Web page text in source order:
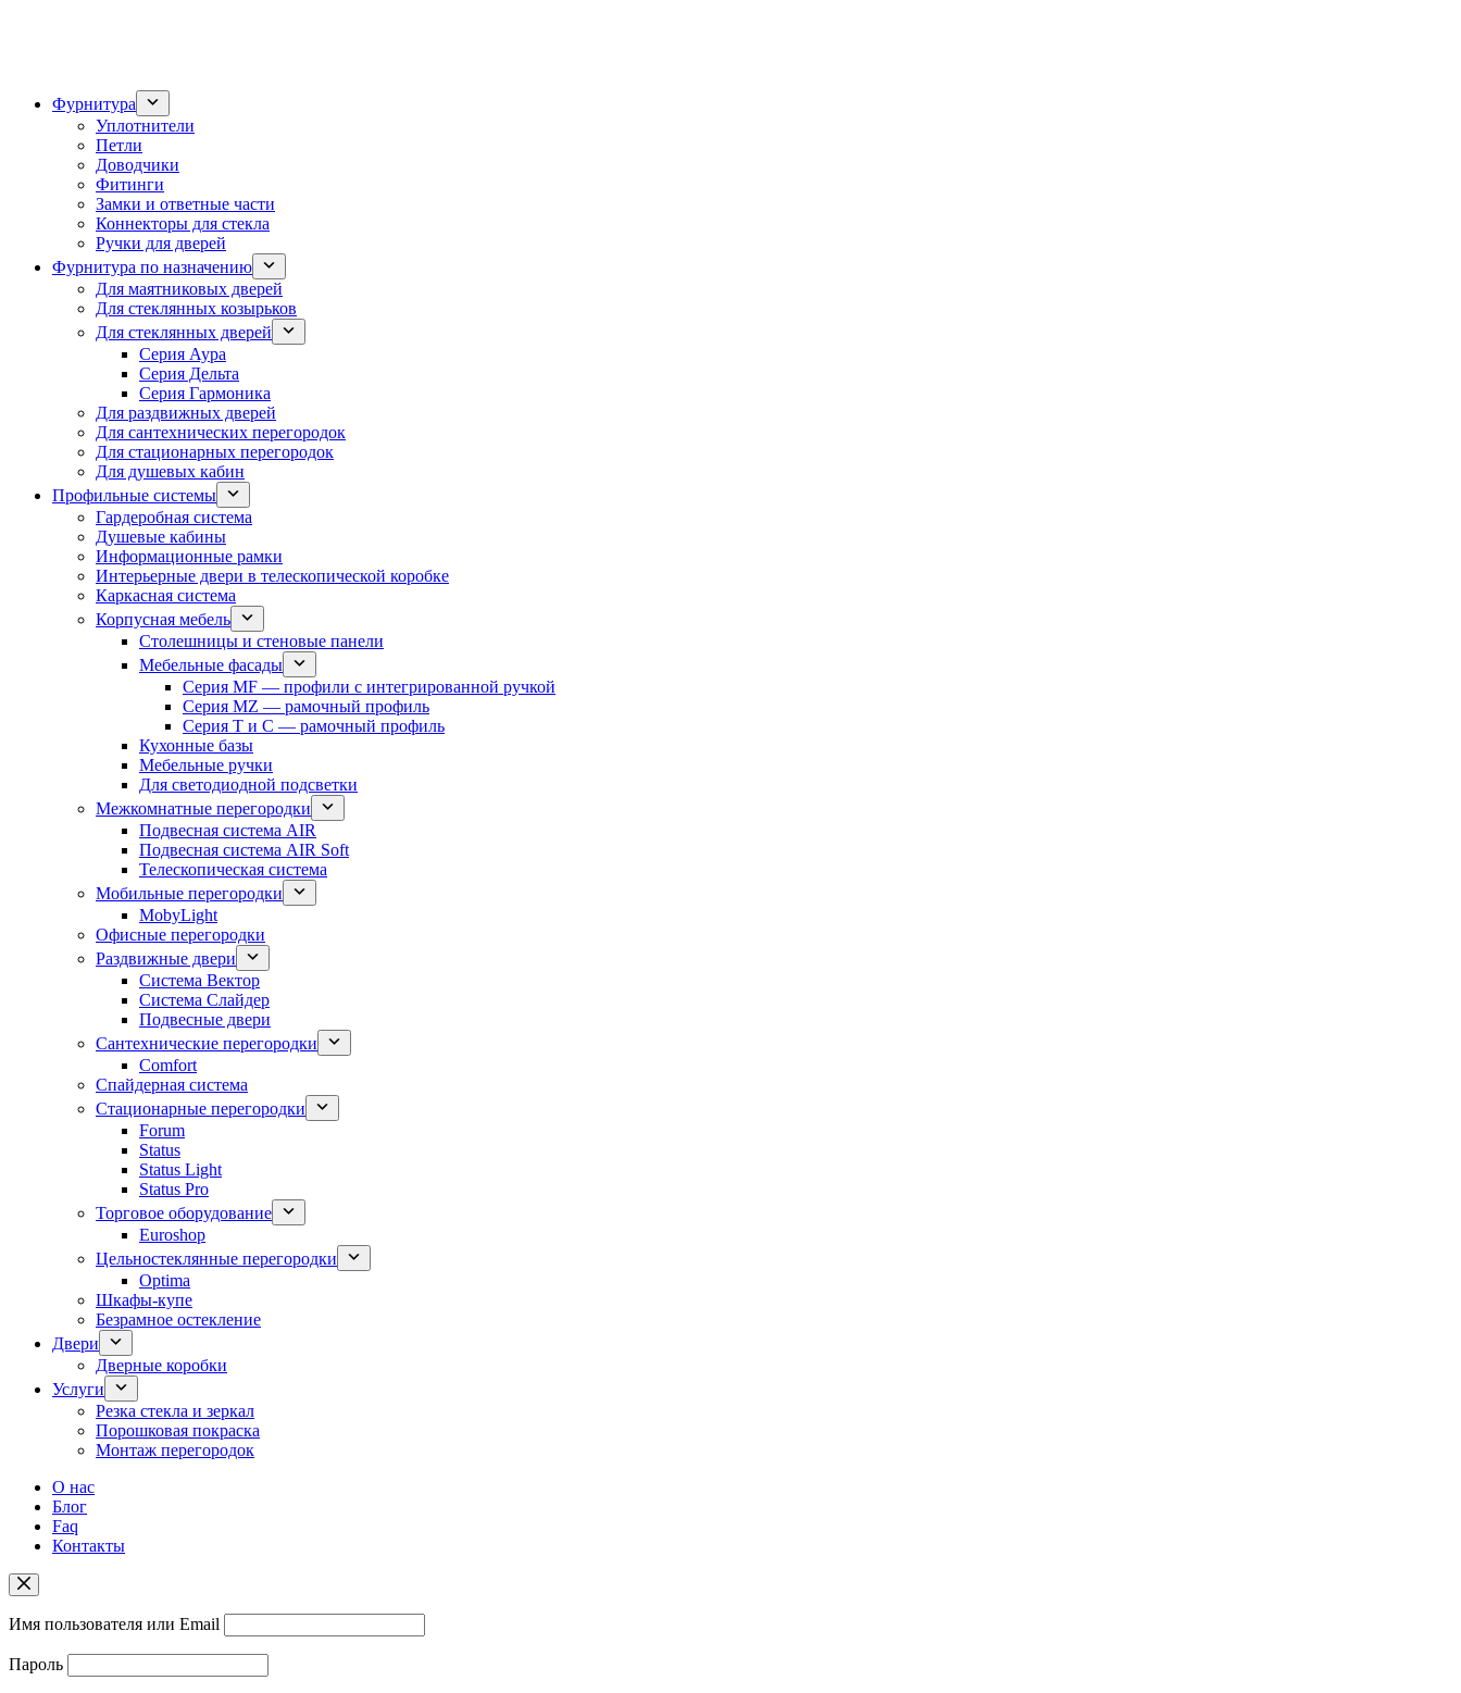
Фурнитура
Уплотнители
Петли
Доводчики
Фитинги
Замки и ответные части
Коннекторы для стекла
Ручки для дверей
Фурнитура по назначению
Для маятниковых дверей
Для стеклянных козырьков
Для стеклянных дверей
Серия Аура
Серия Дельта
Серия Гармоника
Для раздвижных дверей
Для сантехнических перегородок
Для стационарных перегородок
Для душевых кабин
Профильные системы
Гардеробная система
Душевые кабины
Информационные рамки
Интерьерные двери в телескопической коробке
Каркасная система
Корпусная мебель
Столешницы и стеновые панели
Мебельные фасады
Серия MF — профили с интегрированной ручкой
Серия MZ — рамочный профиль
Серия T и C — рамочный профиль
Кухонные базы
Мебельные ручки
Для светодиодной подсветки
Межкомнатные перегородки
Подвесная система AIR
Подвесная система AIR Soft
Телескопическая система
Мобильные перегородки
MobyLight
Офисные перегородки
Раздвижные двери
Система Вектор
Система Слайдер
Подвесные двери
Сантехнические перегородки
Comfort
Спайдерная система
Стационарные перегородки
Forum
Status
Status Light
Status Pro
Торговое оборудование
Euroshop
Цельностеклянные перегородки
Optima
Шкафы-купе
Безрамное остекление
Двери
Дверные коробки
Услуги
Резка стекла и зеркал
Порошковая покраска
Монтаж перегородок
О нас
Блог
Faq
Контакты
Имя пользователя или Email
Пароль